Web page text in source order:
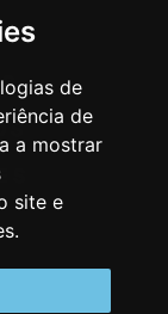
de
de
a mostrar
site e